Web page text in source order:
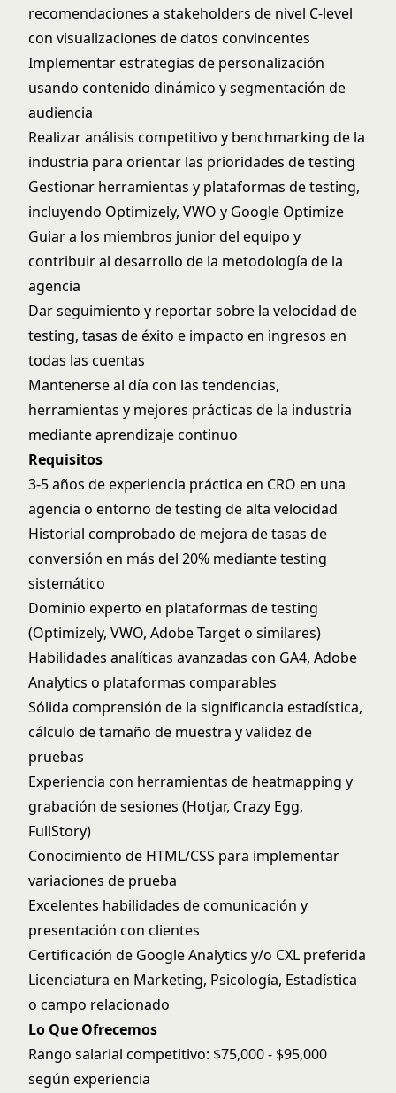
recomendaciones a stakeholders de nivel C-level
con visualizaciones de datos convincentes
Implementar estrategias de personalización
usando contenido dinámico y segmentación de
audiencia
Realizar análisis competitivo y benchmarking de la
industria para orientar las prioridades de testing
Gestionar herramientas y plataformas de testing,
incluyendo Optimizely, VWO y Google Optimize
Guiar a los miembros junior del equipo y
contribuir al desarrollo de la metodología de la
agencia
Dar seguimiento y reportar sobre la velocidad de
testing, tasas de éxito e impacto en ingresos en
todas las cuentas
Mantenerse al día con las tendencias,
herramientas y mejores prácticas de la industria
mediante aprendizaje continuo
Requisitos
3-5 años de experiencia práctica en CRO en una
agencia o entorno de testing de alta velocidad
Historial comprobado de mejora de tasas de
conversión en más del 20% mediante testing
sistemático
Dominio experto en plataformas de testing
(Optimizely, VWO, Adobe Target o similares)
Habilidades analíticas avanzadas con GA4, Adobe
Analytics o plataformas comparables
Sólida comprensión de la significancia estadística,
cálculo de tamaño de muestra y validez de
pruebas
Experiencia con herramientas de heatmapping y
grabación de sesiones (Hotjar, Crazy Egg,
FullStory)
Conocimiento de HTML/CSS para implementar
variaciones de prueba
Excelentes habilidades de comunicación y
presentación con clientes
Certificación de Google Analytics y/o CXL preferida
Licenciatura en Marketing, Psicología, Estadística
o campo relacionado
Lo Que Ofrecemos
Rango salarial competitivo: $75,000 - $95,000
según experiencia